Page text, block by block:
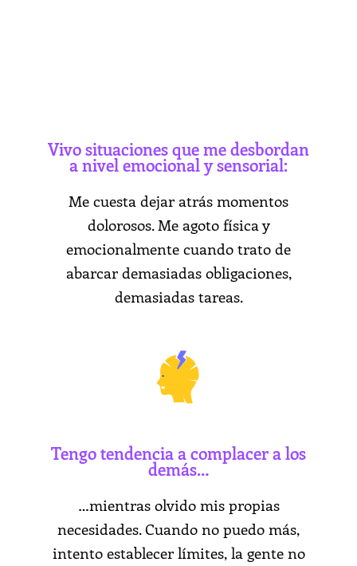
Vivo situaciones que me desbordan
a nivel emocional y sensorial:
Me cuesta dejar atrás momentos
dolorosos. Me agoto física y
emocionalmente cuando trato de
abarcar demasiadas obligaciones,
demasiadas tareas.
Tengo tendencia a complacer a los
demás…
…mientras olvido mis propias
necesidades. Cuando no puedo más,
intento establecer límites, la gente no